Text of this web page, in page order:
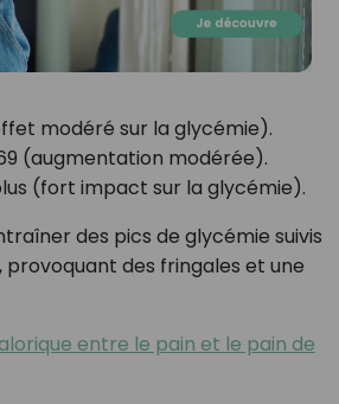
modéré sur la glycémie).
(augmentation modérée).
(fort impact sur la glycémie).
des pics de glycémie suivis
provoquant des fringales et une
entre le pain et le pain de